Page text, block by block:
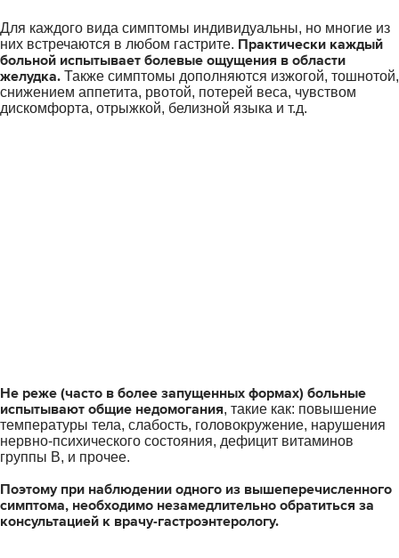
Для каждого вида симптомы индивидуальны, но многие из
них встречаются в любом гастрите. Практически каждый
больной испытывает болевые ощущения в области
желудка. Также симптомы дополняются изжогой, тошнотой,
снижением аппетита, рвотой, потерей веса, чувством
дискомфорта, отрыжкой, белизной языка и т.д.
Не реже (часто в более запущенных формах) больные
испытывают общие недомогания, такие как: повышение
температуры тела, слабость, головокружение, нарушения
нервно-психического состояния, дефицит витаминов
группы В, и прочее.
Поэтому при наблюдении одного из вышеперечисленного
симптома, необходимо незамедлительно обратиться за
консультацией к врачу-гастроэнтерологу.